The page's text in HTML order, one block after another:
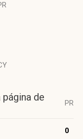
de
PR
0